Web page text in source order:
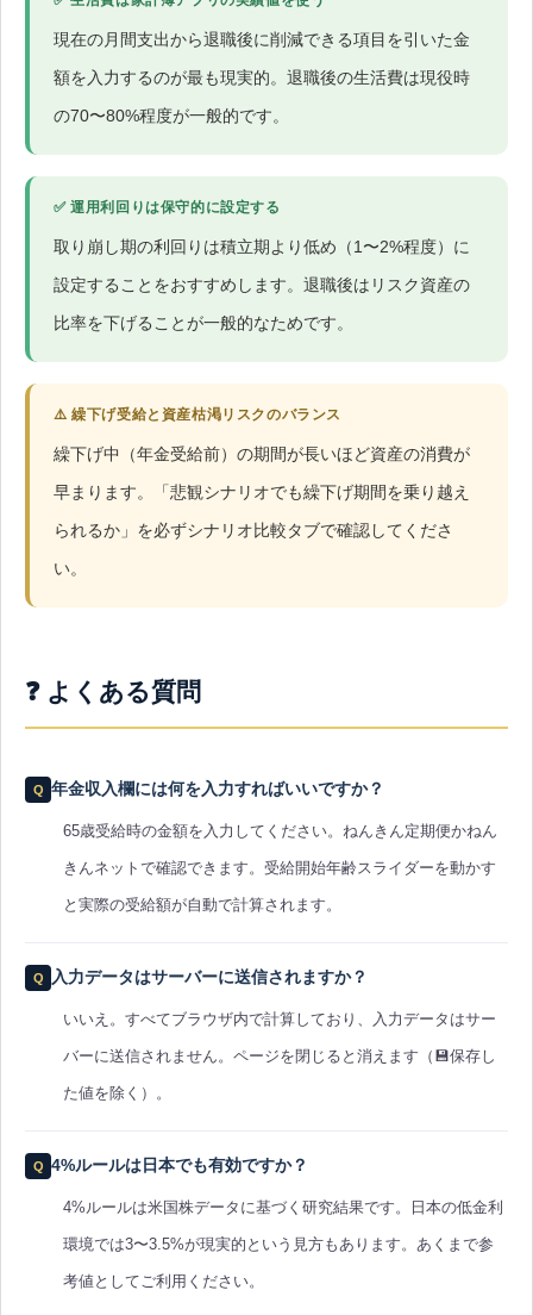
現在の月間支出から退職後に削減できる項目を引いた金
額を入力するのが最も現実的。退職後の生活費は現役時
の70〜80%程度が一般的です。
✅ 運用利回りは保守的に設定する
取り崩し期の利回りは積立期より低め（1〜2%程度）に
設定することをおすすめします。退職後はリスク資産の
比率を下げることが一般的なためです。
⚠️ 繰下げ受給と資産枯渇リスクのバランス
繰下げ中（年金受給前）の期間が長いほど資産の消費が
早まります。「悲観シナリオでも繰下げ期間を乗り越え
られるか」を必ずシナリオ比較タブで確認してくださ
い。
❓ よくある質問
年金収入欄には何を入力すればいいですか？
65歳受給時の金額を入力してください。ねんきん定期便かねん
きんネットで確認できます。受給開始年齢スライダーを動かす
と実際の受給額が自動で計算されます。
入力データはサーバーに送信されますか？
いいえ。すべてブラウザ内で計算しており、入力データはサー
バーに送信されません。ページを閉じると消えます（💾保存し
た値を除く）。
4%ルールは日本でも有効ですか？
4%ルールは米国株データに基づく研究結果です。日本の低金利
環境では3〜3.5%が現実的という見方もあります。あくまで参
考値としてご利用ください。